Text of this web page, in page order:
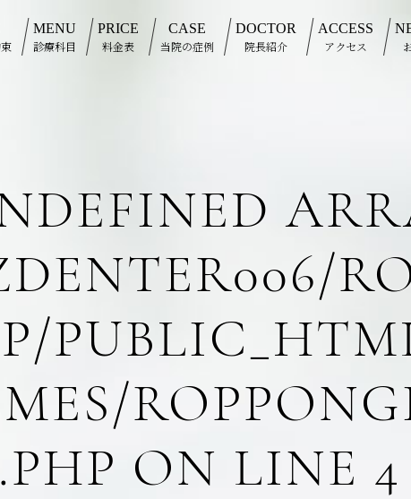
MENU
診療科目
PRICE
料金表
CASE
当院の症例
DOCTOR
院長紹介
ACCESS
アクセス
ON LINE 4